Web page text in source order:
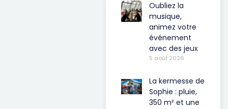
Oubliez la
musique,
animez votre
événement
avec des jeux
5 août 2026
La kermesse de
Sophie : pluie,
350 m² et une